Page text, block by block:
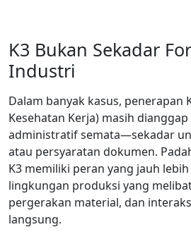
K3 Bukan Sekadar
Industri
Dalam banyak kasus, penerapan
Kesehatan Kerja) masih
administratif semata—sekadar
atau persyaratan dokumen.
K3 memiliki peran yang jauh
lingkungan produksi yang
pergerakan material, dan
langsung.